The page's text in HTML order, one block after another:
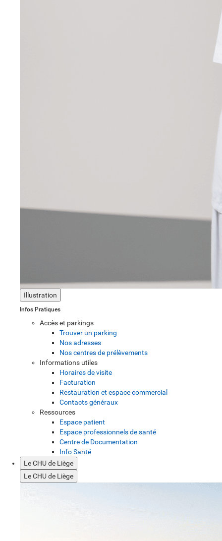
Illustration
Infos Pratiques
Accès et parkings
Trouver un parking
Nos adresses
Nos centres de prélèvements
Informations utiles
Horaires de visite
Facturation
Restauration et espace commercial
Contacts généraux
Ressources
Espace patient
Espace professionnels de santé
Centre de Documentation
Info Santé
Le CHU de Liège
Le CHU de Liège